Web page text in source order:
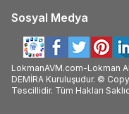
Sosyal Medya
LokmanAVM.com-Lokman
DEMİRA Kuruluşudur. ©
Tescillidir. Tüm Hakları